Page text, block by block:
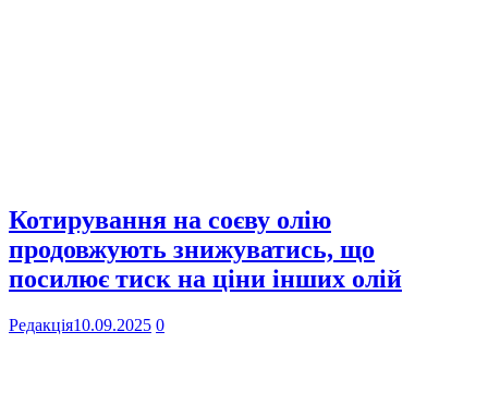
Котирування на соєву олію
продовжують знижуватись, що
посилює тиск на ціни інших олій
Редакція10.09.2025 0